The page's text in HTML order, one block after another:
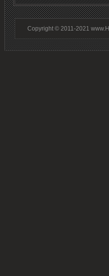
Copyright © 2011-2021